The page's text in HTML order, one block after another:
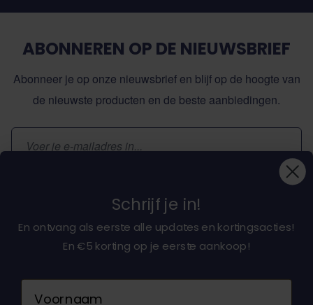
ABONNEREN OP DE NIEUWSBRIEF
Abonneer je op onze nieuwsbrief en blijf op de hoogte van
de nieuwste producten en de beste aanbiedingen.
E-mailadres
Over ons
Klantenservice
Schrijf je in!
En ontvang als eerste alle updates en kortingsacties!
En €5 korting op je eerste aankoop!